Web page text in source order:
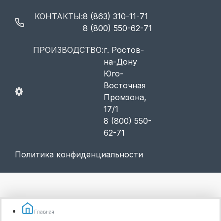
КОНТАКТЫ:8 (863) 310-11-71
8 (800) 550-62-71
ПРОИЗВОДСТВО:г. Ростов-
на-Дону
Юго-
Восточная
Промзона,
17/1
8 (800) 550-
62-71
Политика конфиденциальности
Главная